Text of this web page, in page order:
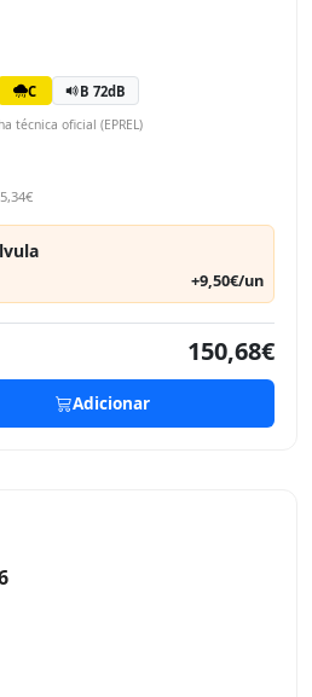
C B 72dB
técnica oficial (EPREL)
+9,50€/un
150,68€
Adicionar